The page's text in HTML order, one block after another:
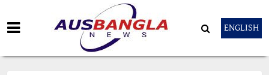
ENGLISH